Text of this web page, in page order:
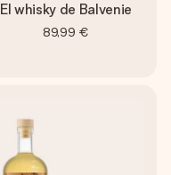
El whisky de Balvenie
89,99 €